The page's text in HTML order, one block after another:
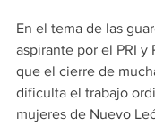
En el tema de las
aspirante por el PRI y
que el cierre de
dificulta el trabajo
mujeres de Nuevo